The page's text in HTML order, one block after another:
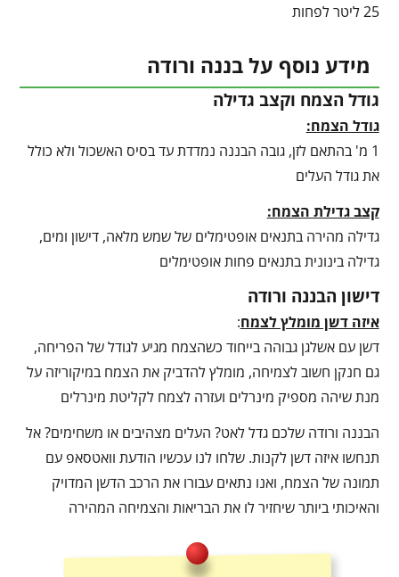
25 ליטר לפחות
מידע נוסף על בננה ורודה
גודל הצמח וקצב גדילה
גודל הצמח:
1 מ' בהתאם לזן, גובה הבננה נמדדת עד בסיס האשכול ולא כולל
את גודל העלים
קצב גדילת הצמח:
גדילה מהירה בתנאים אופטימלים של שמש מלאה, דישון ומים,
גדילה בינונית בתנאים פחות אופטימלים
דישון הבננה ורודה
איזה דשן מומלץ לצמח:
דשן עם אשלגן גבוהה בייחוד כשהצמח מגיע לגודל של הפריחה,
גם חנקן חשוב לצמיחה, מומלץ להדביק את הצמח במיקוריזה על
מנת שיהה מספיק מינרלים ועזרה לצמח לקליטת מינרלים
הבננה ורודה שלכם גדל לאט? העלים מצהיבים או משחימים? אל
תנחשו איזה דשן לקנות. שלחו לנו עכשיו הודעת וואטסאפ עם
תמונה של הצמח, ואנו נתאים עבורו את הרכב הדשן המדויק
והאיכותי ביותר שיחזיר לו את הבריאות והצמיחה המהירה